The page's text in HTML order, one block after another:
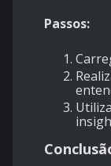
Passos: